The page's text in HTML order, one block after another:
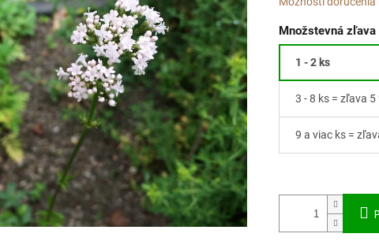
Množstevná zľava
1 - 2 ks
3 - 8 ks = zľava 5
9 a viac ks =